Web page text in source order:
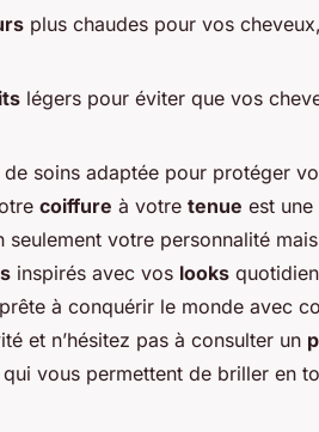
plus chaudes pour vos
légers pour éviter que vos
soins adaptée pour protéger
coiffure à votre tenue est
votre personnalité
inspirés avec vos looks
à conquérir le monde avec
et n’hésitez pas à consulter un
qui vous permettent de briller en